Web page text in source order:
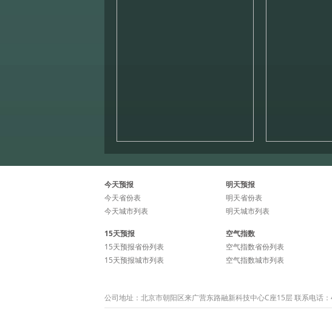
今天预报
今天省份表
今天城市列表
明天预报
明天省份表
明天城市列表
15天预报
15天预报省份列表
15天预报城市列表
空气指数
空气指数省份列表
空气指数城市列表
公司地址：北京市朝阳区来广营东路融新科技中心C座15层 联系电话